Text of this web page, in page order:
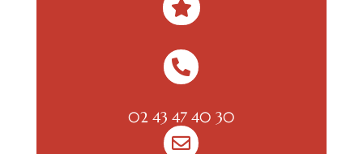


02 43 47 40 30
